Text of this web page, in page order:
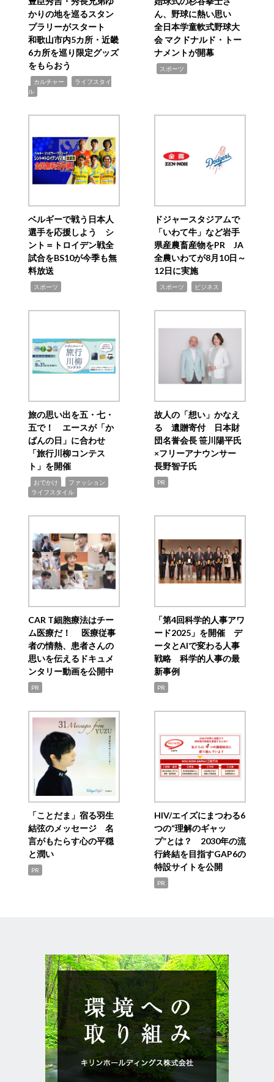
かりの地を巡るスタン
プラリーがスタート
和歌山市内5カ所・近畿
6カ所を巡り限定グッズ
をもらおう
カルチャー
ライフスタイ
ル
ん、野球に熱い思い
全日本学童軟式野球大
会 マクドナルド・トー
ナメントが開幕
スポーツ
ベルギーで戦う日本人
選手を応援しよう シ
ント＝トロイデン戦全
試合をBS10が今季も無
料放送
スポーツ
ドジャースタジアムで
「いわて牛」など岩手
県産農畜産物をPR JA
全農いわてが8月10日～
12日に実施
スポーツ ビジネス
旅の思い出を五・七・
五で！ エースが「か
ばんの日」に合わせ
「旅行川柳コンテス
ト」を開催
おでかけ ファッション
ライフスタイル
故人の「想い」かなえ
る 遺贈寄付 日本財
団名誉会長 笹川陽平氏
×フリーアナウンサー
長野智子氏
PR
CAR T細胞療法はチー
ム医療だ！ 医療従事
者の情熱、患者さんの
思いを伝えるドキュメ
ンタリー動画を公開中
PR
「第4回科学的人事アワ
ード2025」を開催 デ
ータとAIで変わる人事
戦略 科学的人事の最
新事例
PR
「ことだま」宿る羽生
結弦のメッセージ 名
言がもたらす心の平穏
と潤い
PR
HIV/エイズにまつわる6
つの“理解のギャッ
プ”とは？ 2030年の流
行終結を目指すGAP6の
特設サイトを公開
PR